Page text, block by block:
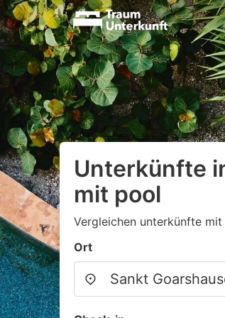
Unterkünfte
mit pool
Vergleichen unterkünfte
Ort